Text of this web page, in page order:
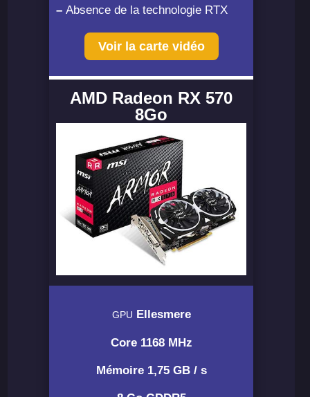
– Absence de la technologie RTX
Voir la carte vidéo
AMD Radeon RX 570
8Go
GPU Ellesmere
Core 1168 MHz
Mémoire 1,75 GB / s